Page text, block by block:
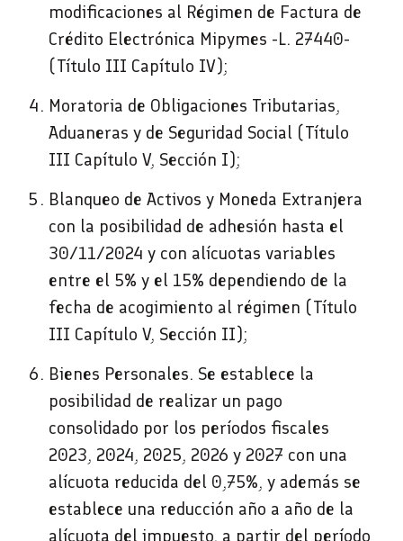
modificaciones al Régimen de Factura de
Crédito Electrónica Mipymes -L. 27440-
(Título III Capítulo IV);
Moratoria de Obligaciones Tributarias,
Aduaneras y de Seguridad Social (Título
III Capítulo V, Sección I);
Blanqueo de Activos y Moneda Extranjera
con la posibilidad de adhesión hasta el
30/11/2024 y con alícuotas variables
entre el 5% y el 15% dependiendo de la
fecha de acogimiento al régimen (Título
III Capítulo V, Sección II);
Bienes Personales. Se establece la
posibilidad de realizar un pago
consolidado por los períodos fiscales
2023, 2024, 2025, 2026 y 2027 con una
alícuota reducida del 0,75%, y además se
establece una reducción año a año de la
alícuota del impuesto, a partir del período